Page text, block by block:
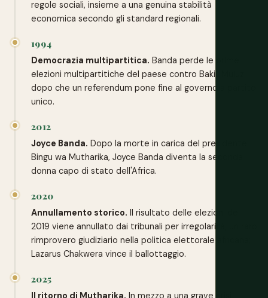
regole sociali, insieme a una genuina stabilità
economica secondo gli standard regionali.
1994
Democrazia multipartitica. Banda perde le prime
elezioni multipartitiche del paese contro Bakili Muluzi
dopo che un referendum pone fine al governo a partito
unico.
2012
Joyce Banda. Dopo la morte in carica del presidente
Bingu wa Mutharika, Joyce Banda diventa la seconda
donna capo di stato dell'Africa.
2020
Annullamento storico. Il risultato delle elezioni del
2019 viene annullato dai tribunali per irregolarità, un raro
rimprovero giudiziario nella politica elettorale africana;
Lazarus Chakwera vince il ballottaggio.
2025
Il ritorno di Mutharika. In mezzo a una grave crisi